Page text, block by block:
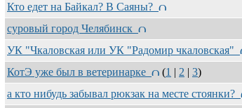
Кто едет на Байкал? В Саяны?
суровый город Челябинск
УК "Чкаловская или УК "Радомир чкаловская"
КотЭ уже был в ветеринарке
(1 | 2 | 3)
а кто нибудь забывал рюкзак на месте стоянки?